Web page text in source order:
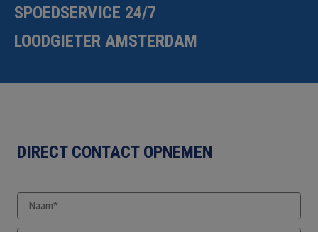
SPOEDSERVICE 24/7
LOODGIETER AMSTERDAM
DIRECT CONTACT OPNEMEN